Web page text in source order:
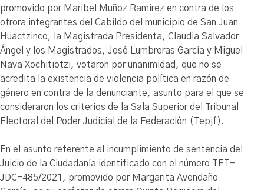
promovido por Maribel Muñoz Ramírez en contra de los
otrora integrantes del Cabildo del municipio de San Juan
Huactzinco, la Magistrada Presidenta, Claudia Salvador
Ángel y los Magistrados, José Lumbreras García y Miguel
Nava Xochitiotzi, votaron por unanimidad, que no se
acredita la existencia de violencia política en razón de
género en contra de la denunciante, asunto para el que se
consideraron los criterios de la Sala Superior del Tribunal
Electoral del Poder Judicial de la Federación (Tepjf).
En el asunto referente al incumplimiento de sentencia del
Juicio de la Ciudadanía identificado con el número TET-
JDC-485/2021, promovido por Margarita Avendaño